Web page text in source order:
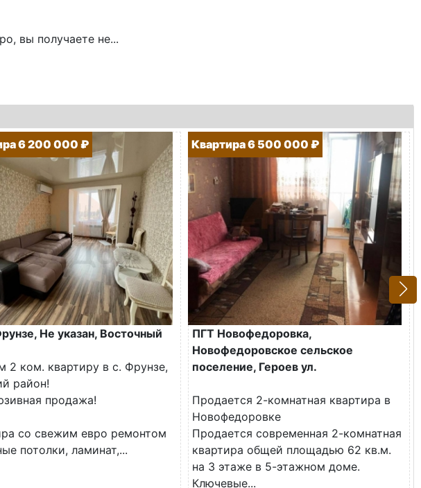
вы получаете не...
6 200 000 ₽
Не указан, Восточный
2 ком. квартиру в с. Фрунзе,
район!
продажа!
со свежим евро ремонтом
потолки, ламинат,...
Квартира 6 500 000 ₽
ПГТ Новофедоровка,
Новофедоровское сельское
поселение, Героев ул.
Продается 2-комнатная квартира в
Новофедоровке
Продается современная 2-комнатная
квартира общей площадью 62 кв.м.
на 3 этаже в 5-этажном доме.
Ключевые...